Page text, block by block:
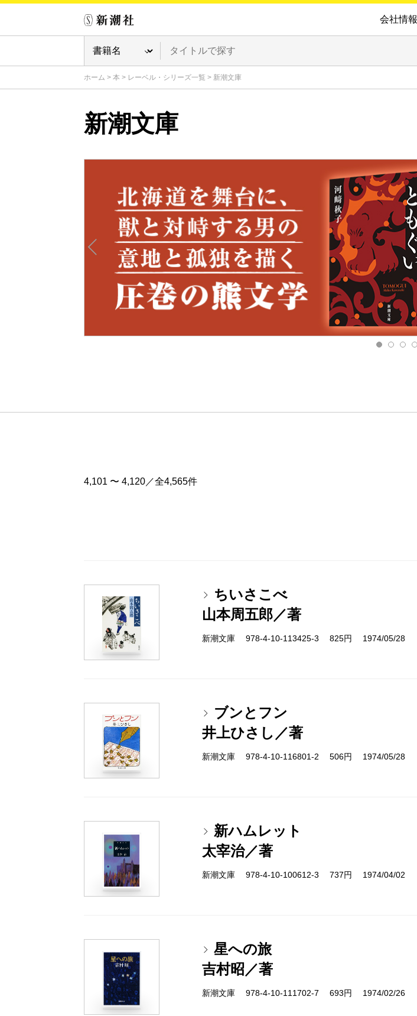
会社情報
ホーム > 本 > レーベル・シリーズ一覧 > 新潮文庫
新潮文庫
4,101 〜 4,120／全4,565件
ちいさこべ
山本周五郎／著
新潮文庫 978-4-10-113425-3 825円 1974/05/28
ブンとフン
井上ひさし／著
新潮文庫 978-4-10-116801-2 506円 1974/05/28
新ハムレット
太宰治／著
新潮文庫 978-4-10-100612-3 737円 1974/04/02
星への旅
吉村昭／著
新潮文庫 978-4-10-111702-7 693円 1974/02/26